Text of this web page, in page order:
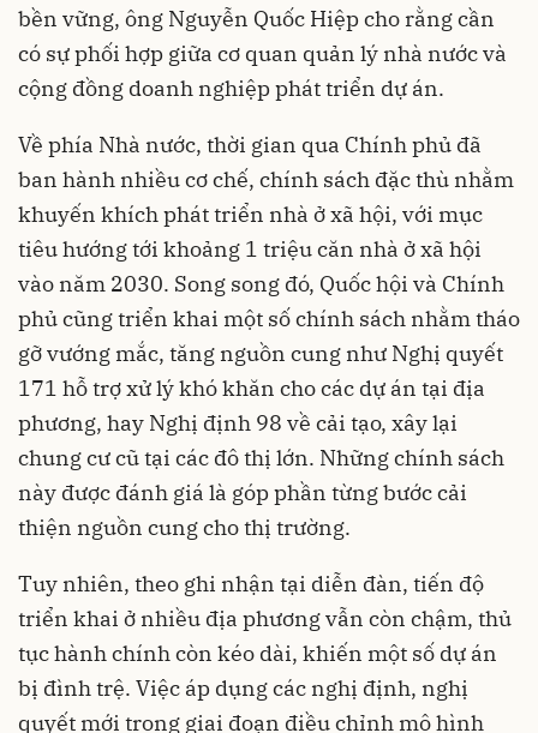
bền vững, ông Nguyễn Quốc Hiệp cho rằng cần
có sự phối hợp giữa cơ quan quản lý nhà nước và
cộng đồng doanh nghiệp phát triển dự án.​
Về phía Nhà nước, thời gian qua Chính phủ đã
ban hành nhiều cơ chế, chính sách đặc thù nhằm
khuyến khích phát triển nhà ở xã hội, với mục
tiêu hướng tới khoảng 1 triệu căn nhà ở xã hội
vào năm 2030.​ Song song đó, Quốc hội và Chính
phủ cũng triển khai một số chính sách nhằm tháo
gỡ vướng mắc, tăng nguồn cung như Nghị quyết
171 hỗ trợ xử lý khó khăn cho các dự án tại địa
phương, hay Nghị định 98 về cải tạo, xây lại
chung cư cũ tại các đô thị lớn. Những chính sách
này được đánh giá là góp phần từng bước cải
thiện nguồn cung cho thị trường.​
Tuy nhiên, theo ghi nhận tại diễn đàn, tiến độ
triển khai ở nhiều địa phương vẫn còn chậm, thủ
tục hành chính còn kéo dài, khiến một số dự án
bị đình trệ. Việc áp dụng các nghị định, nghị
quyết mới trong giai đoạn điều chỉnh mô hình